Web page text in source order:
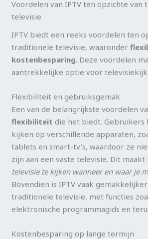
Voordelen van IPTV ten opzichte van
televisie
IPTV biedt een reeks voordelen ten
traditionele televisie, waaronder
kostenbesparing. Deze voordelen
aantrekkelijke optie voor
Flexibiliteit en gebruiksgemak
Een van de belangrijkste voordelen
flexibiliteit die het biedt. Gebruikers
kijken op verschillende apparaten,
tablets en smart-tv’s, waardoor ze
zijn aan een vaste televisie. Dit
televisie te kijken wanneer en waar je
Bovendien is IPTV vaak
traditionele televisie, met functies
elektronische programmagids en
Kostenbesparing op lange termijn